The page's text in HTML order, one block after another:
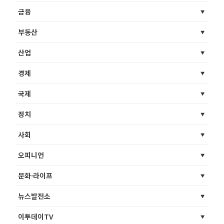
금융
부동산
산업
경제
국제
정치
사회
오피니언
문화·라이프
뉴스발전소
이투데이TV